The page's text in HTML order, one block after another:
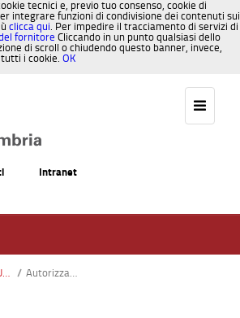
tecnici e, previo tuo consenso, cookie di
integrare funzioni di condivisione dei contenuti sui
clicca qui. Per impedire il tracciamento di servizi di
fornitore Cliccando in un punto qualsiasi dello
di scroll o chiudendo questo banner, invece,
tutti i cookie. OK
Intranet
STRUTTURE SANITARIE AUTORIZZATE E ACCREDITATE / Autorizzazioni